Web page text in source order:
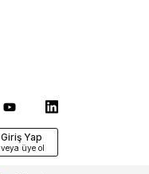
Giriş Yap